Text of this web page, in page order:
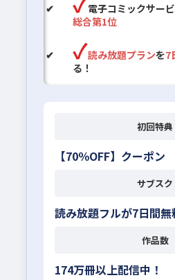
電子コミックサー
総合第1位
読み放題プランを7
る！
初回特典
【70％OFF】クーポン
サブスク
読み放題フルが7日間無
作品数
174万冊以上配信中！